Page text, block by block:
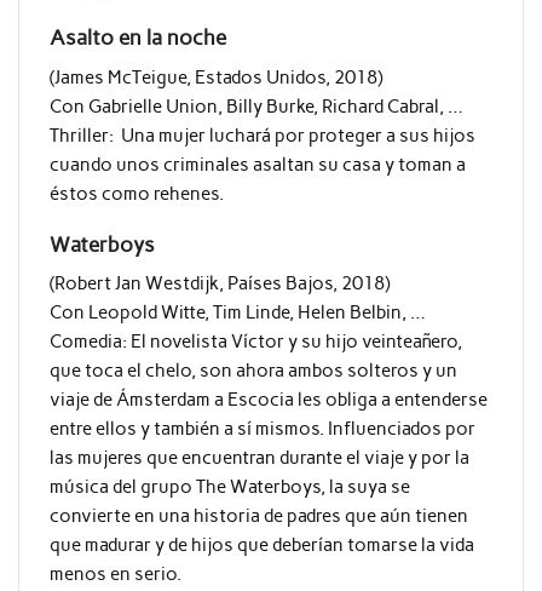
Asalto en la noche
(James McTeigue, Estados Unidos, 2018)
Con Gabrielle Union, Billy Burke, Richard Cabral, …
Thriller: Una mujer luchará por proteger a sus hijos
cuando unos criminales asaltan su casa y toman a
éstos como rehenes.
Waterboys
(Robert Jan Westdijk, Países Bajos, 2018)
Con Leopold Witte, Tim Linde, Helen Belbin, …
Comedia: El novelista Víctor y su hijo veinteañero,
que toca el chelo, son ahora ambos solteros y un
viaje de Ámsterdam a Escocia les obliga a entenderse
entre ellos y también a sí mismos. Influenciados por
las mujeres que encuentran durante el viaje y por la
música del grupo The Waterboys, la suya se
convierte en una historia de padres que aún tienen
que madurar y de hijos que deberían tomarse la vida
menos en serio.